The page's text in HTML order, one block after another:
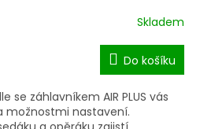
R
M
A
Skladem
Do košíku
se záhlavníkem AIR PLUS vás
možnostmi nastavení.